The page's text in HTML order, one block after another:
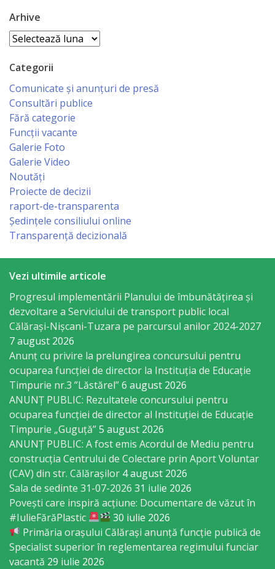
Activitatea
primăriei
Instituții
subordonate
IET
Lăstărel
IET
Guguță
IET
DoReMiCii
Școala
sportivă
„Mihai
Viteazul”
Școala
Sportivă
Specializată
de
Rezerve
Olimpice
Călărași
Stadionul
Arhive
Arhive
Categorii
Comunicate și anunțuri de presă
Consultări publice
Fără categorie
Funcții vacante
Galerie Foto
Galerie Video
Noutăți
Proiecte de decizii
raport-de-transparenta
Ședințele consiliului online
Transparență decizională
Vezi ultimile articole
Progresul implementării Planului de îmbunătățirea și
dezvoltare a Serviciului de transport public local
Călărași-Nișcani-Tuzara pe parcursul anilor 2024-2027
7 august 2026
Anunț cu privire la prelungirea concursului pentru
ocuparea funcţiei de director la Instituția de Educație
Timpurie nr.3 ”Lăstărel”6 august 2026
ANUNȚ PUBLIC: Rezultatele concursului pentru
ocuparea funcției de director al Instituției de Educație
Timpurie „Guguță”5 august 2026
ANUNȚ PUBLIC: A fost emis Acordul de Mediu pentru
construcția Centrului de Colectare prin Aport Voluntar
(CAV) din str. Călărașilor 4 august 2026
Sala de sedinte 31-07-2026 31 iulie 2026
Povești care inspiră acțiune: Documentare de văzut în
#IulieFărăPlastic
30 iulie 2026
Primăria orașului Călărași anunță funcție publică de
Specialist superior în reglementarea regimului funciar
vacantă 29 iulie 2026